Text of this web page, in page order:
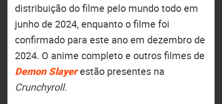
distribuição do filme pelo mundo todo em
junho de 2024, enquanto o filme foi
confirmado para este ano em dezembro de
2024. O anime completo e outros filmes de
Demon Slayer estão presentes na
Crunchyroll.